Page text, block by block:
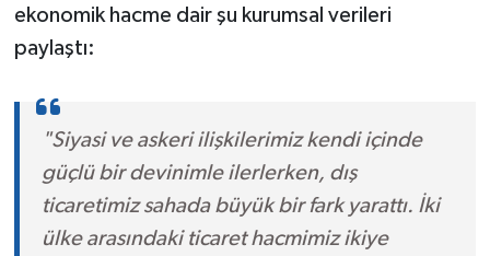
ekonomik hacme dair şu kurumsal verileri
paylaştı:
"Siyasi ve askeri ilişkilerimiz kendi içinde
güçlü bir devinimle ilerlerken, dış
ticaretimiz sahada büyük bir fark yarattı. İki
ülke arasındaki ticaret hacmimiz ikiye